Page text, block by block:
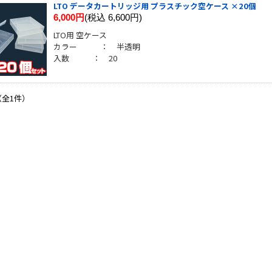
LTO データカートリッジ用 プラスチック空ケース ×20個
6,000円(税込 6,600円)
LTO用 空ケース
カラー ： 半透明
入数 ： 20
1件）